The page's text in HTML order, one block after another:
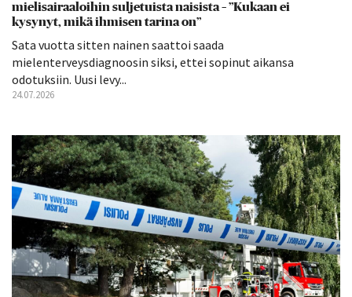
mielisairaaloihin suljetuista naisista – ”Kukaan ei
kysynyt, mikä ihmisen tarina on”
Sata vuotta sitten nainen saattoi saada
mielenterveysdiagnoosin siksi, ettei sopinut aikansa
odotuksiin. Uusi levy...
24.07.2026